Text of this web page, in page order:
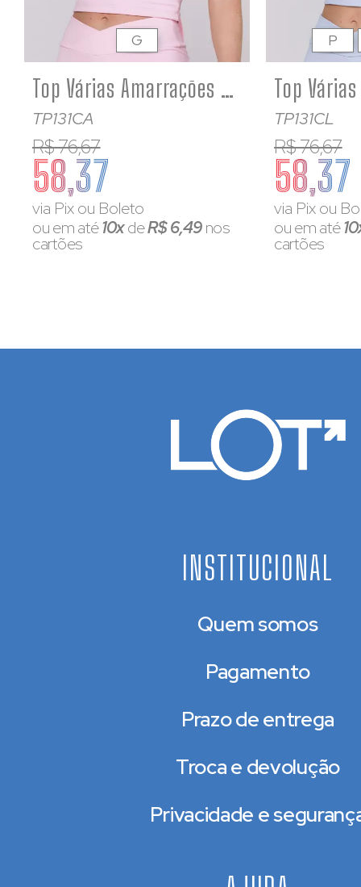
Top Várias Amarrações Suplex Poliamida Premium Rosa bebê
TP131CA
R$ 76,67
58,37
via Pix ou Boleto
ou em até10xdeR$ 6,49nos
cartões
G
TP131CL
R$ 76,67
58,37
via Pix ou
ou em até
cartões
P
INSTITUCIONAL
Quem somos
Pagamento
Prazo de entrega
Troca e devolução
Privacidade e